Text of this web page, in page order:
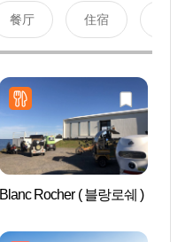
餐厅 住宿
Blanc Rocher ( 블랑로쉐 )